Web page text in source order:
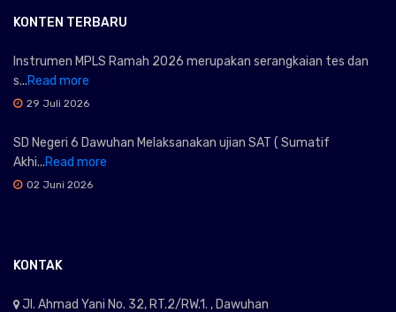
KONTEN TERBARU
Instrumen MPLS Ramah 2026 merupakan serangkaian tes dan
s...Read more
29 Juli 2026
SD Negeri 6 Dawuhan Melaksanakan ujian SAT ( Sumatif
Akhi...Read more
02 Juni 2026
KONTAK
Jl. Ahmad Yani No. 32, RT.2/RW.1. , Dawuhan